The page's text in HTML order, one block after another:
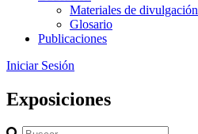
Materiales de divulgación
Glosario
Publicaciones
Iniciar Sesión
Exposiciones